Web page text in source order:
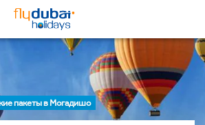
пакеты в Могадишо